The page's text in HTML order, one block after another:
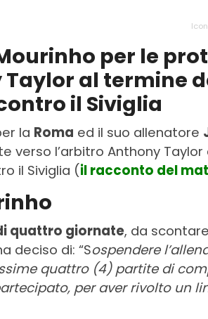
per le
al termine
il Siviglia
la Roma ed il suo allenatore
verso l’arbitro Anthony
il Siviglia (il racconto del
quattro giornate, da
deciso di: “Sospendere
quattro (4) partite di
per aver rivolto un